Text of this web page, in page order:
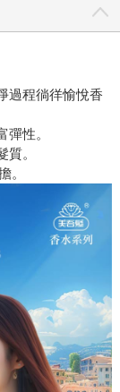
過程徜徉愉悅香
性。
。
。